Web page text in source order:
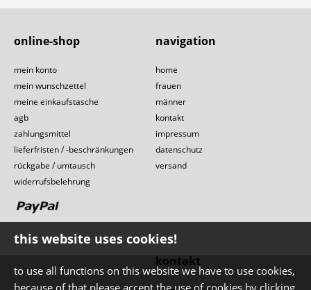
navigation
home
frauen
männer
kontakt
impressum
datenschutz
versand
online-shop
mein konto
mein wunschzettel
meine einkaufstasche
agb
zahlungsmittel
lieferfristen / -beschränkungen
rückgabe / umtausch
widerrufsbelehrung
kontakt
this website uses cookies!
to use all functions on this website we have to use cookies,
because of that please accept the use of cookies by clicking